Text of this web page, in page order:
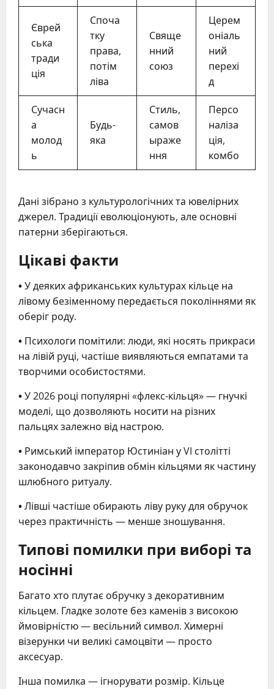
Єврей
ська
тради
ція
Споча
тку
права,
потім
ліва
Свяще
нний
союз
Церем
оніаль
ний
перехі
д
Сучасн
а
молод
ь
Будь-
яка
Стиль,
самов
ыраже
ння
Персо
наліза
ція,
комбо
Дані зібрано з культурологічних та ювелірних
джерел. Традиції еволюціонують, але основні
патерни зберігаються.
Цікаві факти
•У деяких африканських культурах кільце на
лівому безіменному передається поколіннями як
оберіг роду.
• Психологи помітили: люди, які носять прикраси
на лівій руці, частіше виявляються емпатами та
творчими особистостями.
•У 2026 році популярні «флекс-кільця» — гнучкі
моделі, що дозволяють носити на різних
пальцях залежно від настрою.
• Римський імператор Юстиніан у VI столітті
законодавчо закріпив обмін кільцями як частину
шлюбного ритуалу.
•Лівші частіше обирають ліву руку для обручок
через практичність — менше зношування.
Типові помилки при виборі та
носінні
Багато хто плутає обручку з декоративним
кільцем. Гладке золоте без каменів з високою
ймовірністю — весільний символ. Химерні
візерунки чи великі самоцвіти — просто
аксесуар.
Інша помилка — ігнорувати розмір. Кільце